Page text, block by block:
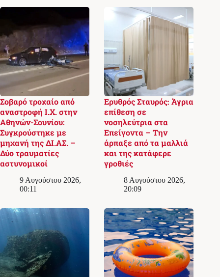
Σοβαρό τροχαίο από
αναστροφή Ι.Χ. στην
Αθηνών-Σουνίου:
Συγκρούστηκε με
μηχανή της ΔΙ.ΑΣ. –
Δύο τραυματίες
αστυνομικοί
9 Αυγούστου 2026,
00:11
Ερυθρός Σταυρός: Άγρια
επίθεση σε
νοσηλεύτρια στα
Επείγοντα – Την
άρπαξε από τα μαλλιά
και της κατάφερε
γροθιές
8 Αυγούστου 2026,
20:09